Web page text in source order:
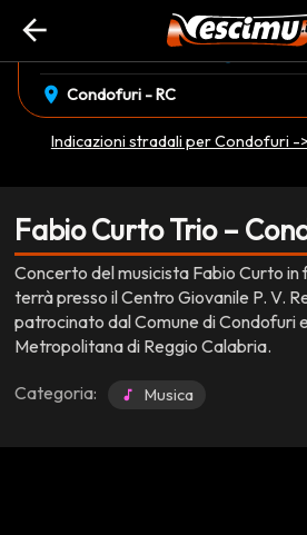
arrow_back
EVENTO
lunedì 29 Dicembre
location_on Condofuri - RC
Indicazioni stradali per Condofuri ->
Fabio Curto Trio –
Concerto del musicista Fabio Curto
terrà presso il Centro Giovanile P. V.
patrocinato dal Comune di Condofuri
Metropolitana di Reggio Calabria.
Categoria: Musica